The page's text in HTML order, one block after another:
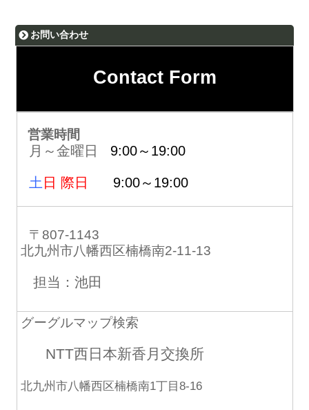
お問い合わせ
Contact Form
営業時間
月～金曜日 9:00～19:00
土 日 際日 9:00～19:00
〒807-1143
北九州市八幡西区楠橋南2-11-13
担当：池田
グーグルマップ検索
NTT西日本新香月交換所
北九州市八幡西区楠橋南1丁目8-16